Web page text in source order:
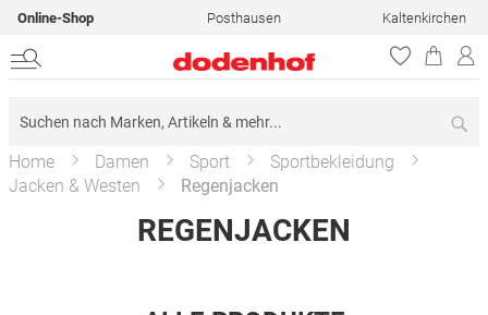
Online-Shop Posthausen Kaltenkirchen
Home Damen Sport
Sportbekleidung
Jacken & Westen
Regenjacken
REGENJACKEN